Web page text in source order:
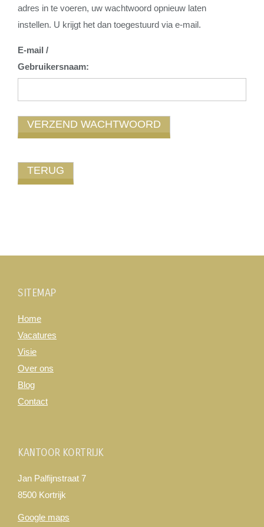
adres in te voeren, uw wachtwoord opnieuw laten
instellen. U krijgt het dan toegestuurd via e-mail.
E-mail /
Gebruikersnaam:
SITEMAP
Home
Vacatures
Visie
Over ons
Blog
Contact
KANTOOR KORTRIJK
Jan Palfijnstraat 7
8500 Kortrijk
Google maps